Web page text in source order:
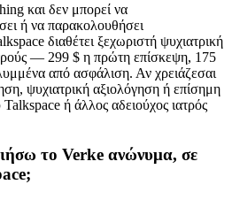
και δεν μπορεί να
ή να παρακολουθήσει
διαθέτει ξεχωριστή ψυχιατρική
— 299 $ η πρώτη επίσκεψη, 175
από ασφάλιση. Αν χρειάζεσαι
ψυχιατρική αξιολόγηση ή επίσημη
ή άλλος αδειούχος ιατρός
το Verke ανώνυμα, σε